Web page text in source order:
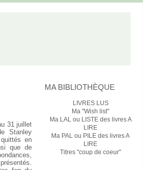
MA BIBLIOTHÈQUE
LIVRES LUS
Ma "Wish list"
Ma LAL ou LISTE des livres A
LIRE
Ma PAL ou PILE des livres A
LIRE
Titres "coup de coeur"
31 juillet
Stanley
en
que de